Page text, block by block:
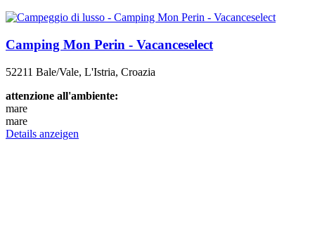
Camping Mon Perin - Vacanceselect
52211 Bale/Vale, L'Istria, Croazia
attenzione all'ambiente:
mare
mare
Details anzeigen